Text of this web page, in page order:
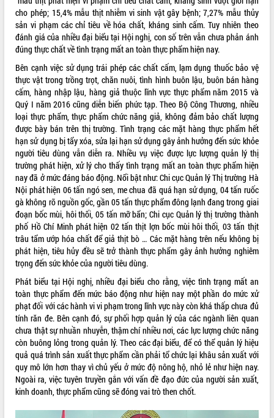
VIDEO
Khám bệnh, cấp phát thuốc miễn phí
và tặng quà người dân xã Cư Pui
Hội nghị UBND tỉnh Đắk Lắk thường kỳ
tháng 7/2026
Lễ truy tặng danh hiệu “Bà Mẹ Việt
Nam Anh hùng” và trao Huân chương
Lao động
UBND tỉnh Đắk Lắk triển khai nhiệm
vụ 6 tháng cuối năm 2026
Kỳ họp thứ Hai, Hội đồng nhân dân
tỉnh khóa XI quyết nghị nhiều nội dung
quan trọng
Bí thư Tỉnh ủy Lương Nguyễn Minh
Triết thăm, tặng quà người có công với
cách mạng
Rà soát, hoàn thiện hệ thống thiết chế
văn hóa, thể thao đáp ứng yêu cầu
phát triển mới
ALBUM ẢNH
LIÊN KẾT WEB
cho phép; 15,4% mẫu thịt nhiễm vi sinh vật gây bệnh; 7,27% mẫu thủy
sản vi phạm các chỉ tiêu về hóa chất, kháng sinh cấm. Tuy nhiên theo
đánh giá của nhiều đại biểu tại Hội nghị, con số trên vẫn chưa phản ánh
đúng thực chất về tình trạng mất an toàn thực phẩm hiện nay.
Bên cạnh việc sử dụng trái phép các chất cấm, lạm dụng thuốc bảo vệ
thực vật trong trồng trọt, chăn nuôi, tình hình buôn lậu, buôn bán hàng
cấm, hàng nhập lậu, hàng giả thuộc lĩnh vực thực phẩm năm 2015 và
Quý I năm 2016 cũng diễn biến phức tạp. Theo Bộ Công Thương, nhiều
loại thực phẩm, thực phẩm chức năng giả, không đảm bảo chất lượng
được bày bán trên thị trường. Tình trạng các mặt hàng thực phẩm hết
hạn sử dụng bị tẩy xóa, sửa lại hạn sử dụng gây ảnh hưởng đến sức khỏe
người tiêu dùng vẫn diễn ra. Nhiều vụ việc được lực lượng quản lý thị
trường phát hiện, xử lý cho thấy tình trạng mất an toàn thực phẩm hiện
nay đã ở mức đáng báo động. Nổi bật như: Chi cục Quản lý Thị trường Hà
Nội phát hiện 06 tấn ngó sen, me chua đã quá hạn sử dụng, 04 tấn ruốc
gà không rõ nguồn gốc, gần 05 tấn thực phẩm đông lạnh đang trong giai
đoạn bốc mùi, hôi thối, 05 tấn mỡ bẩn; Chi cục Quản lý thị trường thành
phố Hồ Chí Minh phát hiện 02 tấn thịt lợn bốc mùi hôi thối, 03 tấn thịt
trâu tẩm ướp hóa chất để giả thịt bò … Các mặt hàng trên nếu không bị
phát hiện, tiêu hủy đều sẽ trở thành thực phẩm gây ảnh hưởng nghiêm
trọng đến sức khỏe của người tiêu dùng.
Phát biểu tại Hội nghị, nhiều đại biểu cho rằng, việc tình trạng mất an
toàn thực phẩm đến mức báo động như hiện nay một phần do mức xử
phạt đối với các hành vi vi phạm trong lĩnh vực này còn khá thấp chưa đủ
tính răn đe. Bên cạnh đó, sự phối hợp quản lý của các ngành liên quan
chưa thật sự nhuần nhuyễn, thậm chí nhiều nơi, các lực lượng chức năng
còn buông lỏng trong quản lý. Theo các đại biểu, để có thể quản lý hiệu
quả quá trình sản xuất thực phẩm cần phải tổ chức lại khâu sản xuất với
quy mô lớn hơn thay vì chủ yếu ở mức độ nông hộ, nhỏ lẻ như hiện nay.
Ngoài ra, việc tuyên truyền gắn với vấn đề đạo đức của người sản xuất,
kinh doanh, thực phẩm cũng sẽ đóng vai trò then chốt.